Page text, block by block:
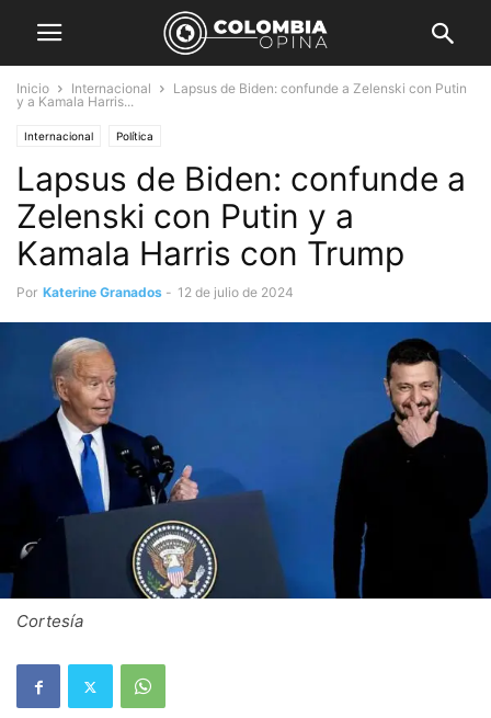
Inicio Internacional
Lapsus de Biden: confunde a Zelenski con Putin
y a Kamala Harris...
Internacional Política
Lapsus de Biden: confunde a
Zelenski con Putin y a
Kamala Harris con Trump
Por Katerine Granados - 12 de julio de 2024
Cortesía